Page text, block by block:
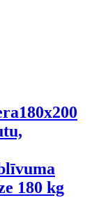
180x200
180 kg